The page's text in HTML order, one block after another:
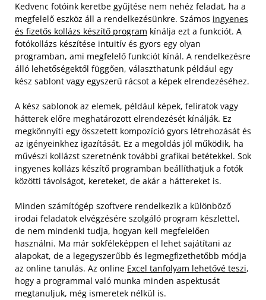
Kedvenc fotóink keretbe gyűjtése nem nehéz feladat, ha a
megfelelő eszköz áll a rendelkezésünkre. Számos ingyenes
és fizetős kollázs készítő program kínálja ezt a funkciót. A
fotókollázs készítése intuitív és gyors egy olyan
programban, ami megfelelő funkciót kínál. A rendelkezésre
álló lehetőségektől függően, választhatunk például egy
kész sablont vagy egyszerű rácsot a képek elrendezéséhez.
A kész sablonok az elemek, például képek, feliratok vagy
hátterek előre meghatározott elrendezését kínálják. Ez
megkönnyíti egy összetett kompozíció gyors létrehozását és
az igényeinkhez igazítását. Ez a megoldás jól működik, ha
művészi kollázst szeretnénk további grafikai betétekkel. Sok
ingyenes kollázs készítő programban beállíthatjuk a fotók
közötti távolságot, kereteket, de akár a háttereket is.
Minden számítógép szoftvere rendelkezik a különböző
irodai feladatok elvégzésére szolgáló program készlettel,
de nem mindenki tudja, hogyan kell megfelelően
használni. Ma már sokféleképpen el lehet sajátítani az
alapokat, de a legegyszerűbb és legmegfizethetőbb módja
az online tanulás. Az online Excel tanfolyam lehetővé teszi,
hogy a programmal való munka minden aspektusát
megtanuljuk, még ismeretek nélkül is.